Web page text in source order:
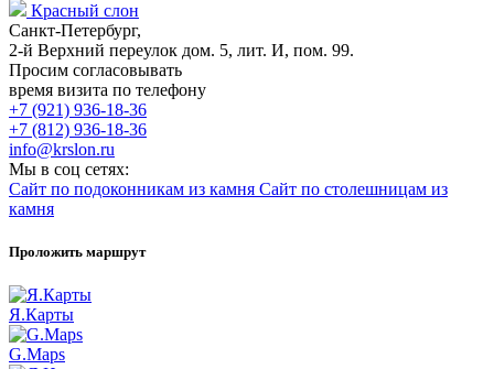
Красный слон
Санкт-Петербург,
2-й Верхний переулок дом. 5, лит. И, пом. 99.
Просим согласовывать
время визита по телефону
+7 (921) 936-18-36
+7 (812) 936-18-36
info@krslon.ru
Мы в соц сетях:
Сайт по подоконникам из камня Сайт по столешницам из
камня
Проложить маршрут
Я.Карты
G.Maps